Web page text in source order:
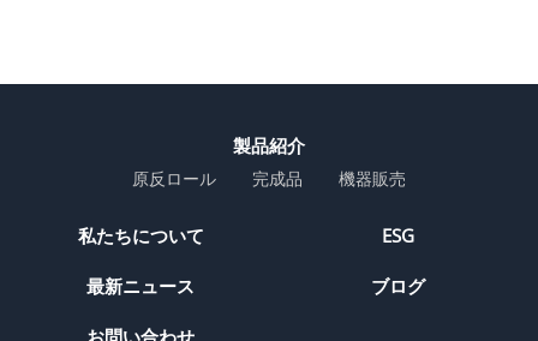
製品紹介
原反ロール 完成品 機器販売
私たちについて ESG
最新ニュース ブログ